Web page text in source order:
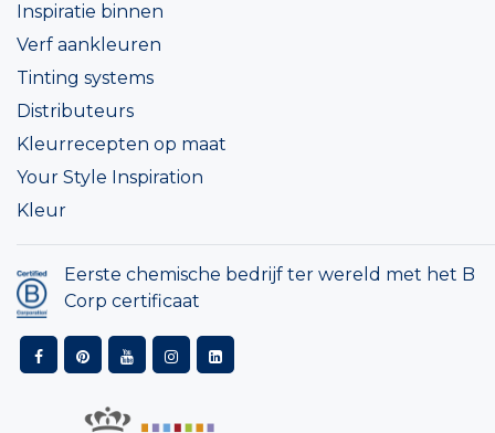
Inspiratie binnen
Verf aankleuren
Tinting systems
Distributeurs
Kleurrecepten op maat
Your Style Inspiration
Kleur
Eerste chemische bedrijf ter wereld met het B
Corp certificaat